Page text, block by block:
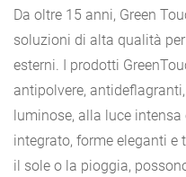
Da oltre 15 anni, Green
soluzioni di alta qualità
esterni. I prodotti
antipolvere,
luminose, alla luce
integrato, forme eleganti e
il sole o la pioggia,